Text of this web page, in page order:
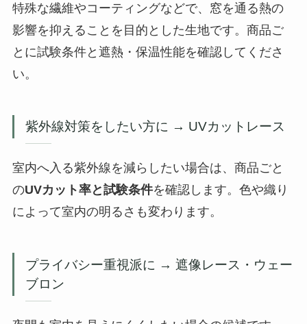
特殊な繊維やコーティングなどで、窓を通る熱の
影響を抑えることを目的とした生地です。商品ご
とに試験条件と遮熱・保温性能を確認してくださ
い。
紫外線対策をしたい方に → UVカットレース
室内へ入る紫外線を減らしたい場合は、商品ごと
のUVカット率と試験条件を確認します。色や織り
によって室内の明るさも変わります。
プライバシー重視派に → 遮像レース・ウェー
ブロン